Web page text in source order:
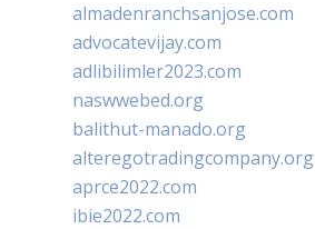
almadenranchsanjose.com
advocatevijay.com
adlibilimler2023.com
naswwebed.org
balithut-manado.org
alteregotradingcompany.org
aprce2022.com
ibie2022.com